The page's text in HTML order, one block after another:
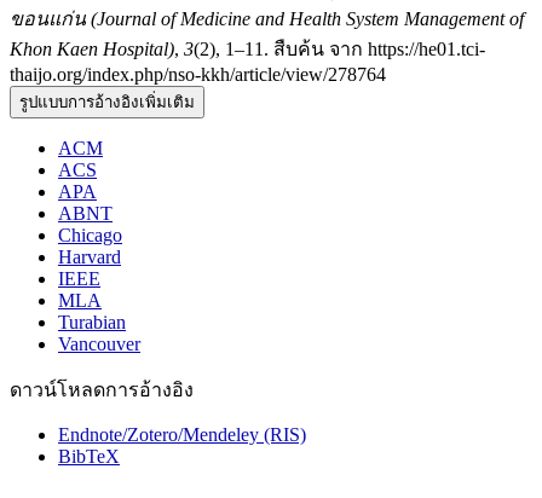
ขอนแก่น (Journal of Medicine and Health System Management of
Khon Kaen Hospital), 3(2), 1–11. สืบค้น จาก https://he01.tci-
thaijo.org/index.php/nso-kkh/article/view/278764
รูปแบบการอ้างอิงเพิ่มเติม
ACM
ACS
APA
ABNT
Chicago
Harvard
IEEE
MLA
Turabian
Vancouver
ดาวน์โหลดการอ้างอิง
Endnote/Zotero/Mendeley (RIS)
BibTeX